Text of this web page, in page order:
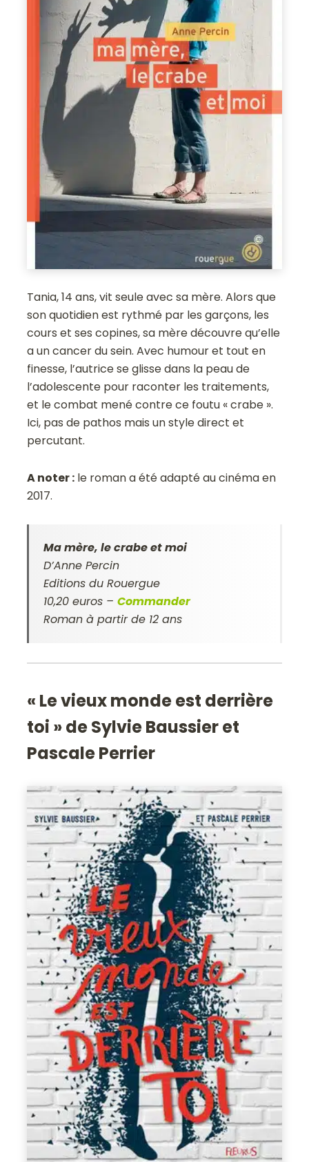
Tania, 14 ans, vit seule avec sa mère. Alors que
son quotidien est rythmé par les garçons, les
cours et ses copines, sa mère découvre qu’elle
a un cancer du sein. Avec humour et tout en
finesse, l’autrice se glisse dans la peau de
l’adolescente pour raconter les traitements,
et le combat mené contre ce foutu « crabe ».
Ici, pas de pathos mais un style direct et
percutant.
A noter : le roman a été adapté au cinéma en
2017.
Ma mère, le crabe et moi
D’Anne Percin
Editions du Rouergue
10,20 euros –Commander
Roman à partir de 12 ans
« Le vieux monde est derrière
toi » de Sylvie Baussier et
Pascale Perrier